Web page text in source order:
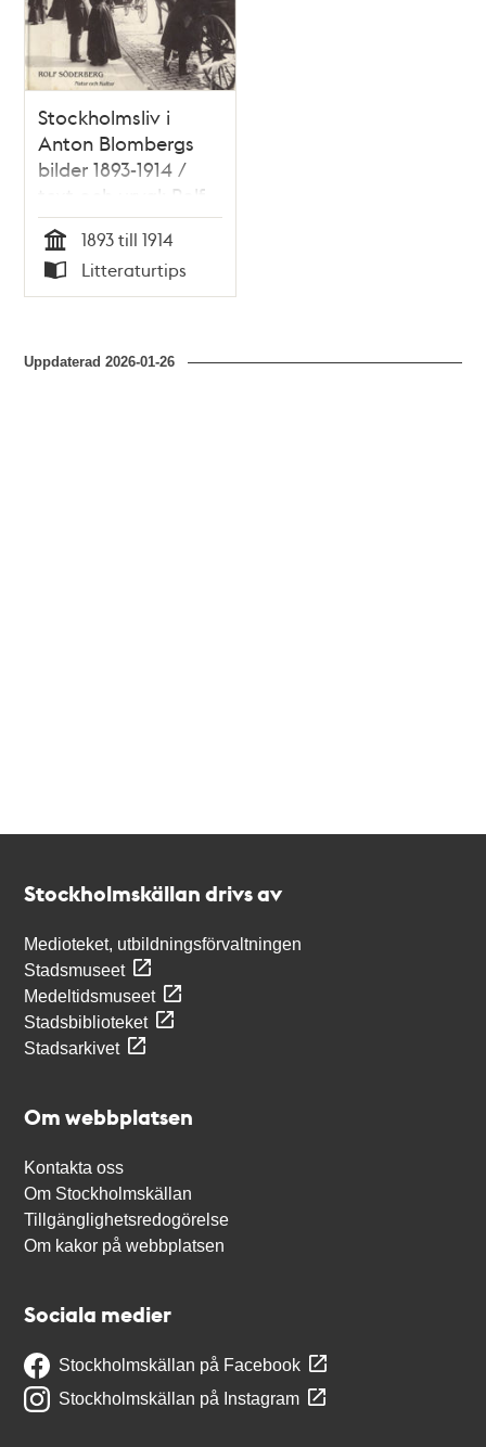
Stockholmsliv i
Anton Blombergs
bilder 1893-1914 /
text och urval: Rolf
Söderberg
Tid
1893 till 1914
Typ
Litteraturtips
Uppdaterad2026-01-26
Stockholmskällan drivs av
Medioteket, utbildningsförvaltningen
Stadsmuseet
Medeltidsmuseet
Stadsbiblioteket
Stadsarkivet
Om webbplatsen
Kontakta oss
Om Stockholmskällan
Tillgänglighetsredogörelse
Om kakor på webbplatsen
Sociala medier
Stockholmskällan på Facebook
Stockholmskällan på Instagram